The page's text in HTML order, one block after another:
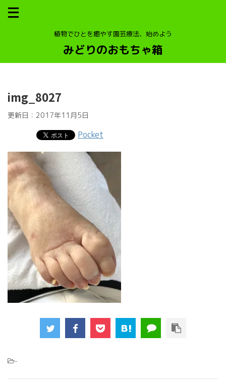
植物でひとを癒やす園芸療法、始めよう
みどりのおもちゃ箱
img_8027
更新日： 2017年11月5日
Pocket
-